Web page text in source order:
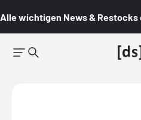
Alle wichtigen News & Restocks